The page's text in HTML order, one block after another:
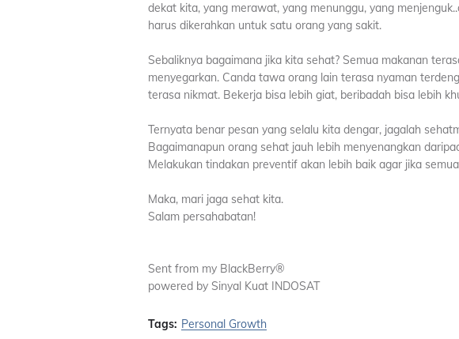
dekat kita, yang merawat, yang menunggu, yang
harus dikerahkan untuk satu orang yang sakit.
Sebaliknya bagaimana jika kita sehat? Semua makanan
menyegarkan. Canda tawa orang lain terasa nyaman
terasa nikmat. Bekerja bisa lebih giat, beribadah bisa lebih
Ternyata benar pesan yang selalu kita dengar, jagalah
Bagaimanapun orang sehat jauh lebih menyenangkan
Melakukan tindakan preventif akan lebih baik agar jika
Maka, mari jaga sehat kita.
Salam persahabatan!
Sent from my BlackBerry®
powered by Sinyal Kuat INDOSAT
Tags: Personal Growth